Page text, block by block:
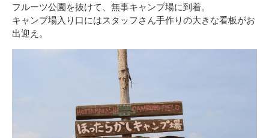
フルーツ公園を抜けて、無事キャンプ場に到着。
キャンプ場入り口にはスタッフさん手作りの大きな看板がお
出迎え。